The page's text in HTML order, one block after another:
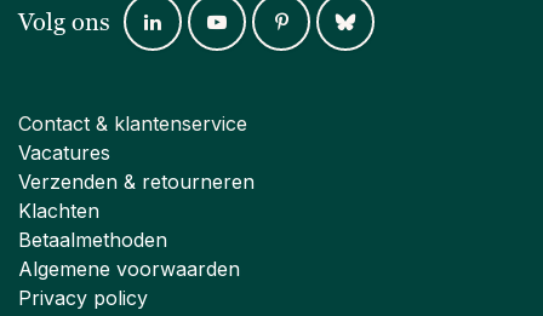
Volg ons
Contact & klantenservice
Vacatures
Verzenden & retourneren
Klachten
Betaalmethoden
Algemene voorwaarden
Privacy policy